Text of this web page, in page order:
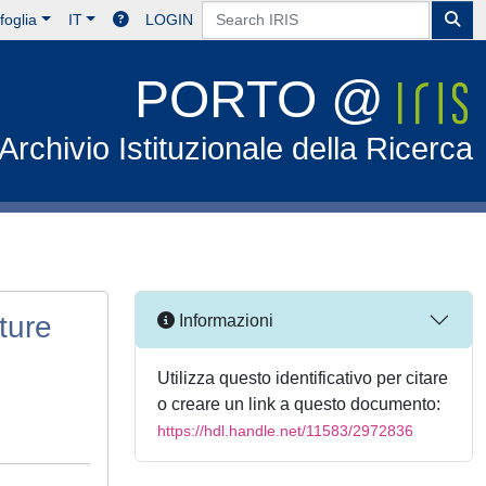
IT LOGIN
PORTO @
Istituzionale della Ricerca
Informazioni
Utilizza questo identificativo per citare
o creare un link a questo documento:
https://hdl.handle.net/11583/2972836